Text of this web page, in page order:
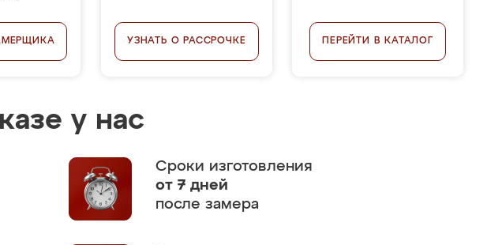
УЗНАТЬ О РАССРОЧКЕ ПЕРЕЙТИ В КАТАЛОГ
у нас
Сроки изготовления
от 7 дней
после замера